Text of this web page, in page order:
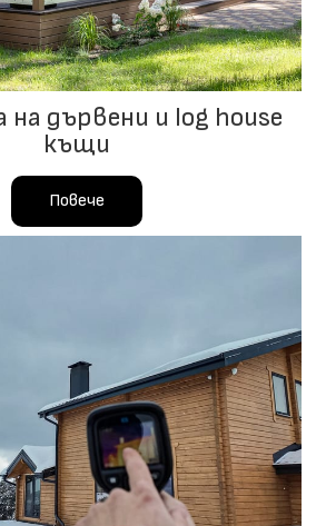
дървени и log house
къщи
Повече